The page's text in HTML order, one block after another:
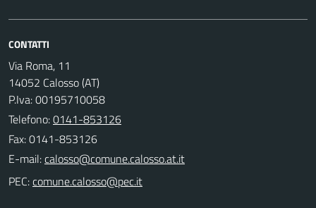
CONTATTI
Via Roma, 11
14052 Calosso (AT)
P.Iva: 00195710058
Telefono:0141-853126
Fax: 0141-853126
E-mail:
PEC: